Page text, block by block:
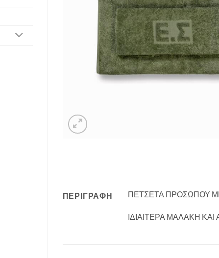
ΠΕΡΙΓΡΑΦΉ ΠΕΤΣΕΤΑ ΠΡΟΣΩΠΟΥ
ΙΔΙΑΙΤΕΡΑ ΜΑΛΑΚΗ